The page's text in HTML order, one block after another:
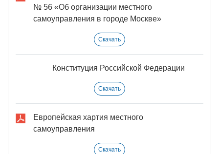
№ 56 «Об организации местного
самоуправления в городе Москве»
Скачать
Конституция Российской Федерации
Скачать
Европейская хартия местного
самоуправления
Скачать